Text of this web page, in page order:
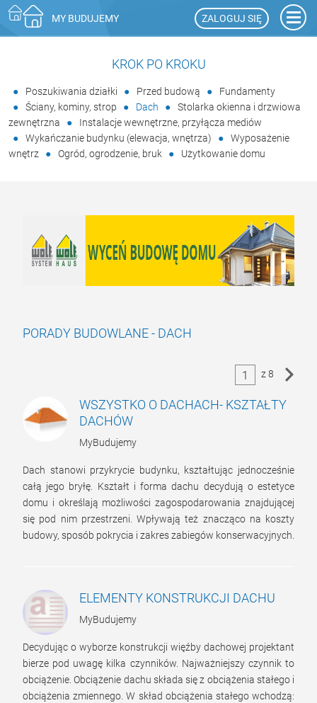
MY BUDUJEMY ZALOGUJ SIĘ
KROK PO KROKU
Poszukiwania działki Przed budową
Fundamenty
Ściany, kominy, strop
Dach
Stolarka okienna i drzwiowa
zewnętrzna
Instalacje wewnętrzne, przyłącza mediów
Wykańczanie budynku (elewacja, wnętrza)
Wyposażenie
wnętrz
Ogród, ogrodzenie, bruk Użytkowanie domu
PORADY BUDOWLANE - DACH
1 z 8
WSZYSTKO O DACHACH- KSZTAŁTY
DACHÓW
MyBudujemy
Dach stanowi przykrycie budynku, kształtując jednocześnie
całą jego bryłę. Kształt i forma dachu decydują o estetyce
domu i określają możliwości zagospodarowania znajdującej
się pod nim przestrzeni. Wpływają też znacząco na koszty
budowy, sposób pokrycia i zakres zabiegów konserwacyjnych.
ELEMENTY KONSTRUKCJI DACHU
MyBudujemy
Decydując o wyborze konstrukcji więźby dachowej projektant
bierze pod uwagę kilka czynników. Najważniejszy czynnik to
obciążenie. Obciążenie dachu składa się z obciążenia stałego i
obciążenia zmiennego. W skład obciążenia stałego wchodzą: